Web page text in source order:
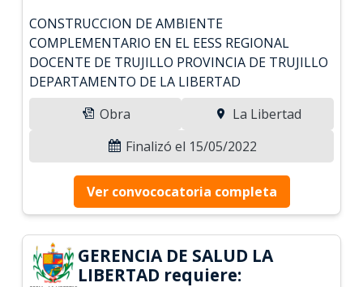
CONSTRUCCION DE AMBIENTE
COMPLEMENTARIO EN EL EESS REGIONAL
DOCENTE DE TRUJILLO PROVINCIA DE TRUJILLO
DEPARTAMENTO DE LA LIBERTAD
Obra
La Libertad
Finalizó el 15/05/2022
Ver convococatoria completa
GERENCIA DE SALUD LA
LIBERTAD requiere: